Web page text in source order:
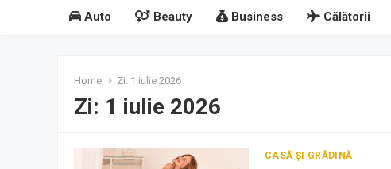
Auto Beauty Business Călătorii
Home Zi: 1 iulie 2026
Zi: 1 iulie 2026
CASĂ ȘI GRĂDINĂ